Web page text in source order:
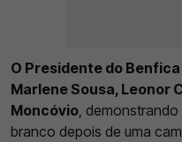
O Presidente do
Marlene Sousa, Leonor
Moncóvio,
branco depois de uma